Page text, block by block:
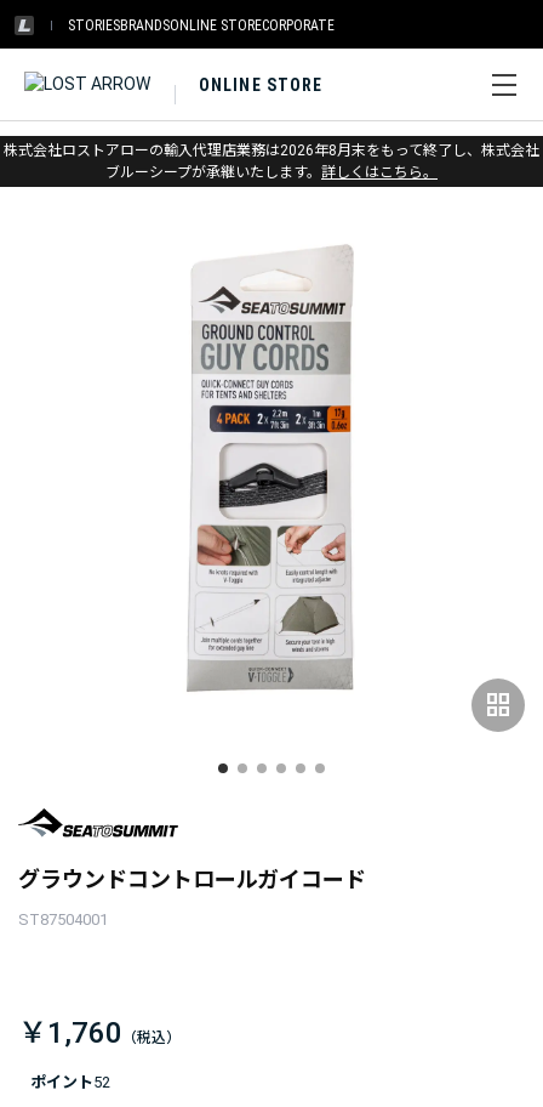
STORIESBRANDSONLINE STORECORPORATE
ONLINE STORE
株式会社ロストアローの輸入代理店業務は2026年8月末をもって終了し、株式会社
ブルーシープが承継いたします。 詳しくはこちら。
ホーム > シートゥサミット > アウトドアギア
grid_view
グラウンドコントロールガイコード
ST87504001
ポイント52
￥1,760